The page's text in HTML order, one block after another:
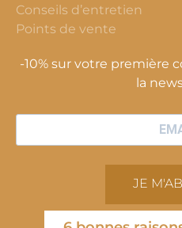
Conseils d’entretien
Points de vente
-10% sur votre première
la
JE